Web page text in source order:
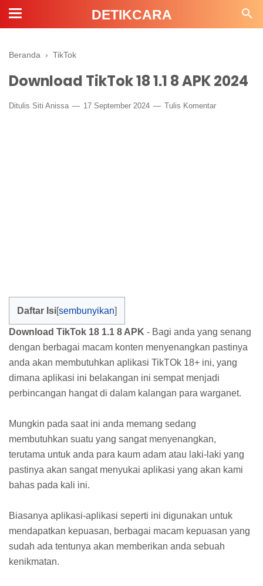
DETIKCARA
Beranda › TikTok
Download TikTok 18 1.1 8 APK 2024
Ditulis Siti Anissa 17 September 2024 Tulis Komentar
Daftar Isi
Download TikTok 18 1.1 8 APK - Bagi anda yang senang
dengan berbagai macam konten menyenangkan pastinya
anda akan membutuhkan aplikasi TikTOk 18+ ini, yang
dimana aplikasi ini belakangan ini sempat menjadi
perbincangan hangat di dalam kalangan para warganet.
Mungkin pada saat ini anda memang sedang
membutuhkan suatu yang sangat menyenangkan,
terutama untuk anda para kaum adam atau laki-laki yang
pastinya akan sangat menyukai aplikasi yang akan kami
bahas pada kali ini.
Biasanya aplikasi-aplikasi seperti ini digunakan untuk
mendapatkan kepuasan, berbagai macam kepuasan yang
sudah ada tentunya akan memberikan anda sebuah
kenikmatan.